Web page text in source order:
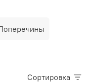
Сортировка